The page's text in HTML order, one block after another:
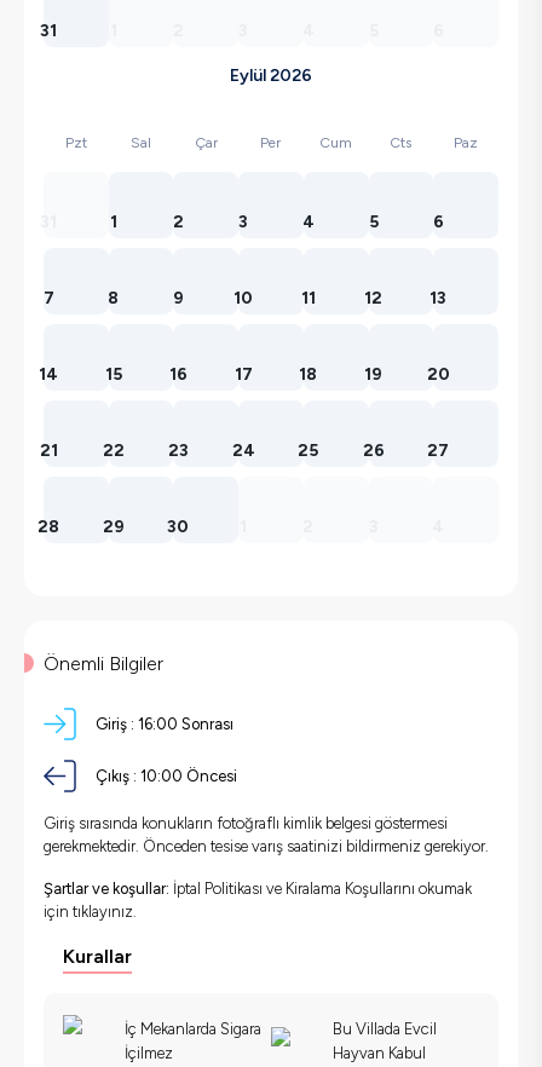
31
Eylül 2026
Pzt Sal Çar Per Cum Cts Paz
1 2 3 4 5 6
7 8 9 10 11 12 13
14 15 16 17 18 19 20
21 22 23 24 25 26 27
28 29 30
Önemli Bilgiler
Giriş : 16:00 Sonrası
Çıkış : 10:00 Öncesi
Giriş sırasında konukların fotoğraflı kimlik belgesi göstermesi
gerekmektedir. Önceden tesise varış saatinizi bildirmeniz gerekiyor.
Şartlar ve koşullar: İptal Politikası ve Kiralama Koşullarını okumak
için tıklayınız.
Kurallar
İç Mekanlarda Sigara
İçilmez
Bu Villada Evcil
Hayvan Kabul